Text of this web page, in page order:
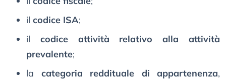
il codice ISA;
il codice attività relativo alla attività
prevalente;
la categoria reddituale di appartenenza,